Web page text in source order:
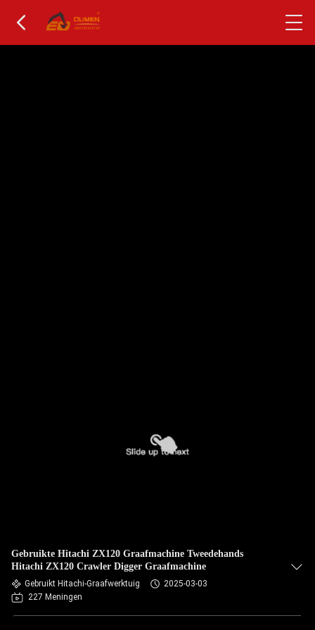
Gebruikte Hitachi ZX120 Graafmachine Tweedehands
Hitachi ZX120 Crawler Digger Graafmachine
Gebruikt Hitachi-Graafwerktuig
2025-03-03
227 Meningen